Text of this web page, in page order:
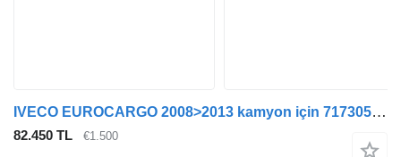
IVECO EUROCARGO 2008>2013 kamyon için 7173056 aks
82.450 TL €1.500